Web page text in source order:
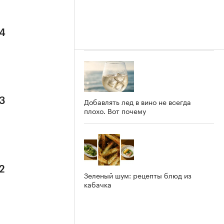
Добавлять лед в вино не всегда
плохо. Вот почему
Зеленый шум: рецепты блюд из
кабачка